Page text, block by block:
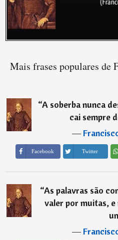
Mais frases populares de
“A soberba nunca
cai sempre
―
Facebook Twitter
“As palavras são
valer por muitas,
―